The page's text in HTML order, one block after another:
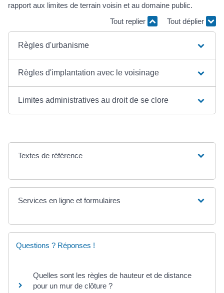
rapport aux limites de terrain voisin et au domaine public.
Tout replier
Tout déplier
Règles d'urbanisme
Règles d'implantation avec le voisinage
Limites administratives au droit de se clore
Textes de référence
Services en ligne et formulaires
Questions ? Réponses !
Quelles sont les règles de hauteur et de distance
pour un mur de clôture ?